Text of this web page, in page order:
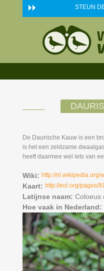
Skip to main content STEUN
De Daurische Kauw is een
is het een zeldzame
heeft daarmee wel iets van
Wiki: http://
Kaart: http://eol.org/pages/
Latijnse naam: Coloeus
Hoe vaak in Nederland: